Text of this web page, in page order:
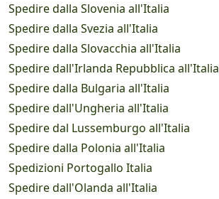
Spedire dalla Slovenia all'Italia
Spedire dalla Svezia all'Italia
Spedire dalla Slovacchia all'Italia
Spedire dall'Irlanda Repubblica all'Italia
Spedire dalla Bulgaria all'Italia
Spedire dall'Ungheria all'Italia
Spedire dal Lussemburgo all'Italia
Spedire dalla Polonia all'Italia
Spedizioni Portogallo Italia
Spedire dall'Olanda all'Italia